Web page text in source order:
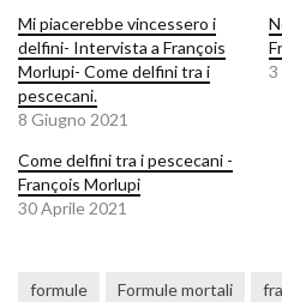
Mi piacerebbe vincessero i
delfini- Intervista a François
Morlupi- Come delfini tra i
pescecani.
8 Giugno 2021
3
Come delfini tra i pescecani -
François Morlupi
30 Aprile 2021
formule Formule mortali